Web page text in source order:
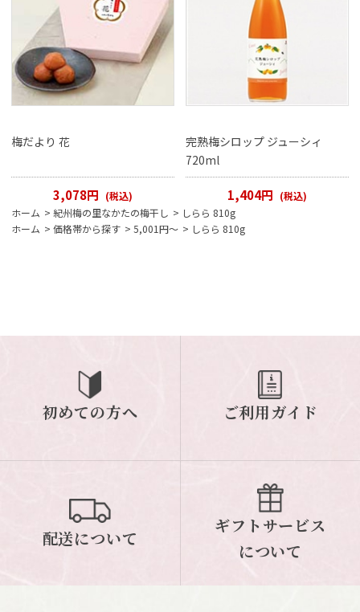
梅だより 花
3,078円 (税込)
完熟梅シロップ ジューシィ
720ml
1,404円 (税込)
ホーム > 紀州梅の里なかたの梅干し > しらら 810g
ホーム > 価格帯から探す > 5,001円～ > しらら 810g
初めての方へ ご利用ガイド
配送について
ギフトサービス
について